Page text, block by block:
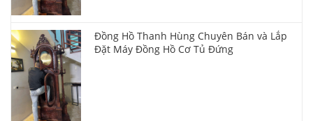
Đồng Hồ Thanh Hùng Chuyên Bán và Lắp
Đặt Máy Đồng Hồ Cơ Tủ Đứng